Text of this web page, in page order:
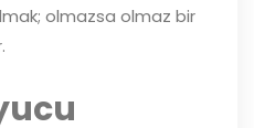
olmazsa olmaz bir